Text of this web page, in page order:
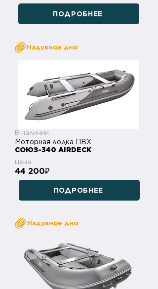
ПОДРОБНЕЕ
Надувное дно
В наличии
Моторная лодка ПВХ
СОЮЗ-340 AIRDECK
Цена
44 200₽
ПОДРОБНЕЕ
Надувное дно